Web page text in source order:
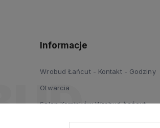
Informacje
Wrobud Łańcut - Kontakt - Godziny
Otwarcia
Salon Kominków Wrobud Łańcut
Salon Drzwi i Podłóg Wrobud Łańcut